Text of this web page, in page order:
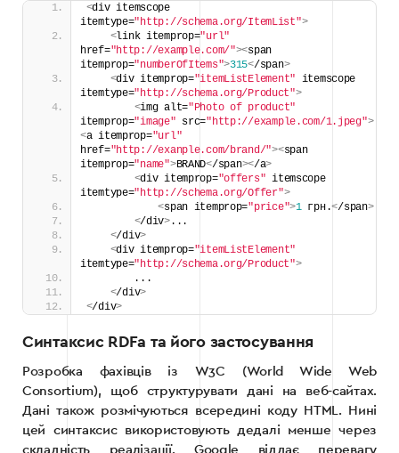
<div itemscope
itemtype="http://schema.org/ItemList">
<link itemprop="url"
href="http://example.com/"><span
itemprop="numberOfItems">315</span>
<div itemprop="itemListElement" itemscope
itemtype="http://schema.org/Product">
<img alt="Photo of product"
itemprop="image" src="http://example.com/1.jpeg">
<a itemprop="url"
href="http://exanple.com/brand/"><span
itemprop="name">BRAND</span></a>
<div itemprop="offers" itemscope
itemtype="http://schema.org/Offer">
<span itemprop="price">1 грн.</span>
</div>...
</div>
<div itemprop="itemListElement"
itemtype="http://schema.org/Product">
        ...
</div>
</div>
Синтаксис RDFa та його застосування
Розробка фахівців із W3C (World Wide Web
Consortium), щоб структурувати дані на веб-сайтах.
Дані також розмічуються всередині коду HTML. Нині
цей синтаксис використовують дедалі менше через
складність реалізації. Google віддає перевагу